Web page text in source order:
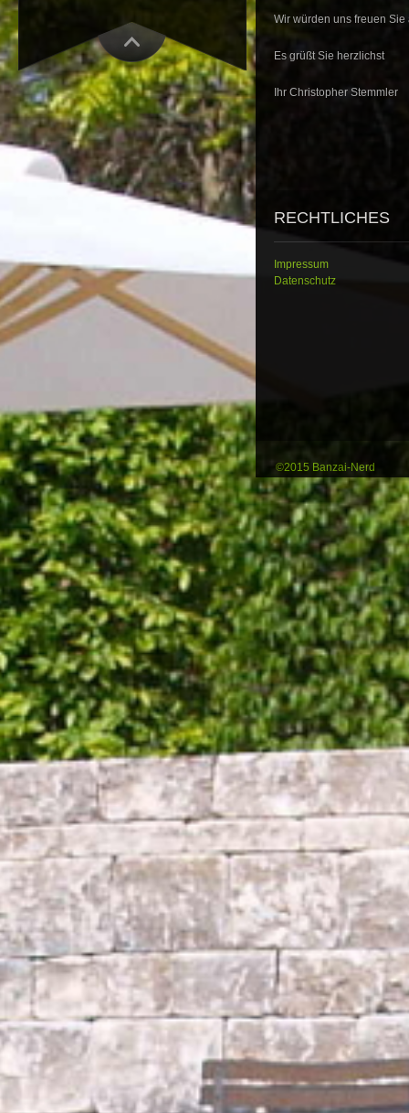
Wir würden uns freuen
Es grüßt Sie herzlichst
Ihr Christopher Stemmler
RECHTLICHES
Impressum
Datenschutz
©2015 Banzai-Nerd